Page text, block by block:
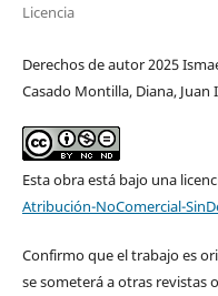
Licencia
Derechos de autor 2025
Casado Montilla, Diana,
Esta obra está bajo una
Atribución-NoComercial-
Confirmo que el trabajo es
se someterá a otras revistas